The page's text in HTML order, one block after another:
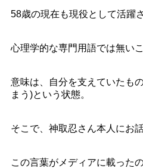
58歳の現在も現役として活躍
心理学的な専門用語では無い
意味は、自分を支えていたも
まう)という状態。
そこで、神取忍さん本人にお
この言葉がメディアに載った